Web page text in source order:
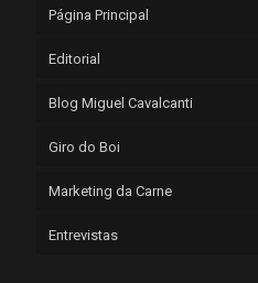
Página Principal
Editorial
Blog Miguel Cavalcanti
Giro do Boi
Marketing da Carne
Entrevistas